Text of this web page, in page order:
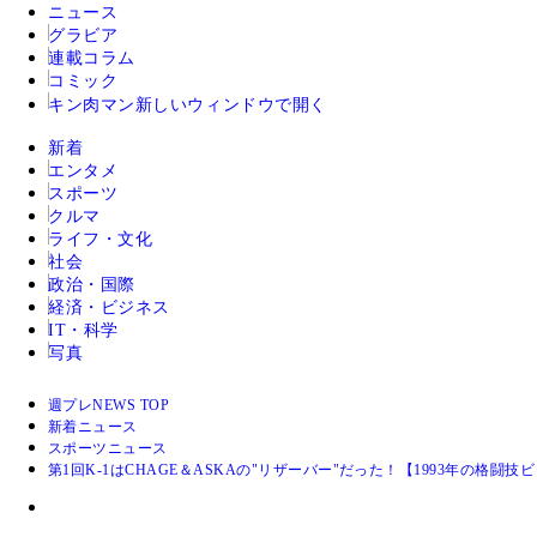
ニュース
グラビア
連載コラム
コミック
キン肉マン 新しいウィンドウで開く
新着
エンタメ
スポーツ
クルマ
ライフ・文化
社会
政治・国際
経済・ビジネス
IT・科学
写真
週プレNEWS TOP
新着ニュース
スポーツニュース
第1回K-1はCHAGE＆ASKAの"リザーバー"だった！【1993年の格闘技ビ